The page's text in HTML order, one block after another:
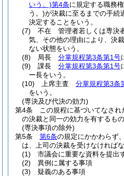
いう。)第4条に規定する職務
う。)が決裁に至るまでの手続
決定することをいう。
(7)
不在 管理者若しくは専決
気、その他の理由により、決
ない状態をいう。
(8)
局長 分掌規程第3条第1号
(9)
課長 分掌規程第3条第1号
ー長をいう。
(10)
上席主査 分掌規程第3条
をいう。
(専決及び代決の効力)
第4条
この規程に基づいてなさ
の決裁と同一の効力を有するもの
(専決事項の除外)
第5条
第6条の規定にかかわらず
は、上司の決裁を受けなければな
(1)
市議会に重要な資料を提出
(2)
異例に属する事項
(3)
疑義のある事項